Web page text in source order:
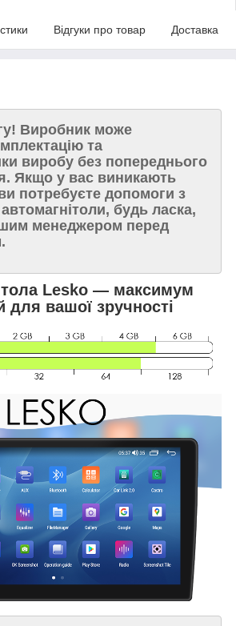
Відгуки про товар Доставка
Виробник може
та
виробу без попереднього
Якщо у вас виникають
потребуєте допомоги з
будь ласка,
менеджером перед
Lesko — максимум
для вашої зручності